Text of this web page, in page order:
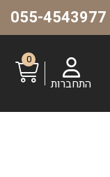
055-4543977
התחברות
0